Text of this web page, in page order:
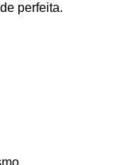
perfeita.